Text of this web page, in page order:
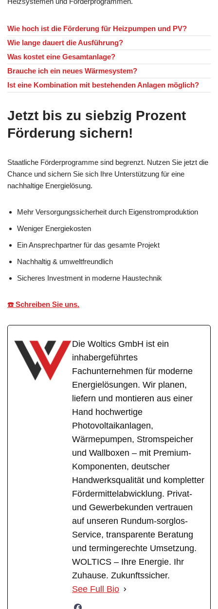
Wie hoch ist die Förderung für Heizpumpen und PV?
Wie lange dauert die Ausführung?
Was kostet eine Gesamtanlage?
Brauche ich ein neues Wärmesystem?
Ist eine Kombination mit bestehenden Anlagen möglich?
Jetzt bis zu siebzig Prozent
Förderung sichern!
Staatliche Förderprogramme sind begrenzt. Nutzen Sie jetzt die
Chance und sichern Sie sich Ihre Unterstützung für eine
nachhaltige Energielösung.
Mehr Versorgungssicherheit durch Eigenstromproduktion
Weniger Energiekosten
Ein Ansprechpartner für das gesamte Projekt
Nachhaltig & umweltfreundlich
Sicheres Investment in moderne Haustechnik
☎️ Schreiben Sie uns.
Die Woltics GmbH ist ein
inhabergeführtes
Fachunternehmen für moderne
Energielösungen. Wir planen,
liefern und montieren aus einer
Hand hochwertige
Photovoltaikanlagen,
Wärmepumpen, Stromspeicher
und Wallboxen – mit Premium-
Komponenten, deutscher
Handwerksqualität und kompletter
Fördermittelabwicklung. Privat-
und Gewerbekunden vertrauen
auf unseren Rundum-sorglos-
Service, transparente Beratung
und termingerechte Umsetzung.
WOLTICS – Ihre Energie. Ihr
Zuhause. Zukunftssicher.
See Full Bio